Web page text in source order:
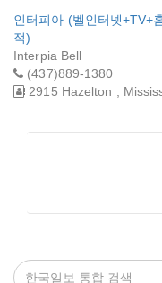
인터피아 (벨인터넷+TV+
적)
Interpia Bell
(437)889-1380
2915 Hazelton ,